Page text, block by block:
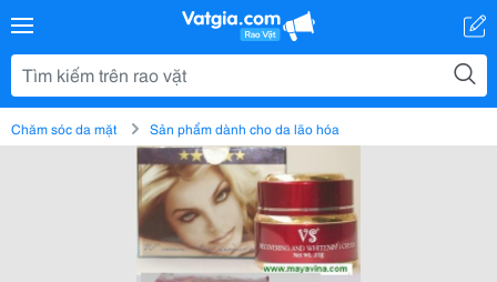
Chăm sóc da mặt Sản phẩm dành cho da lão hóa